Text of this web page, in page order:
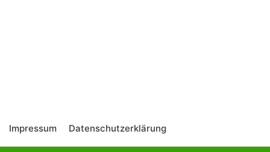
Impressum Datenschutzerklärung